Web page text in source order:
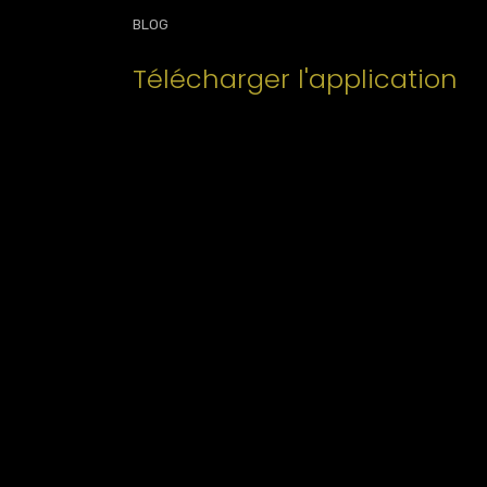
BLOG
Télécharger l'application